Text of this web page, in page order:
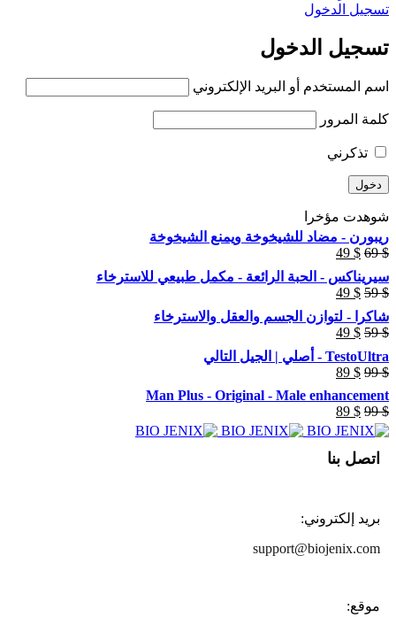
تسجيل الدخول
تسجيل الدخول
اسم المستخدم أو البريد الإلكتروني
كلمة المرور
تذكرني
شوهدت مؤخرا
ريبورن - مضاد للشيخوخة ويمنع الشيخوخة
69$
49 $
سيريناكس - الحبة الرائعة - مكمل طبيعي للاسترخاء
59$
49 $
شاكرا - لتوازن الجسم والعقل والاسترخاء
59$
49 $
TestoUltra - أصلي | الجيل التالي
99$
89 $
Man Plus - Original - Male enhancement
99$
89 $
اتصل بنا
بريد إلكتروني:
support@biojenix.com
موقع: